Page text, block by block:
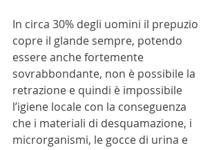
In circa 30% degli uomini il prepuzio
copre il glande sempre, potendo
essere anche fortemente
sovrabbondante, non è possibile la
retrazione e quindi è impossibile
l’igiene locale con la conseguenza
che i materiali di desquamazione, i
microrganismi, le gocce di urina e